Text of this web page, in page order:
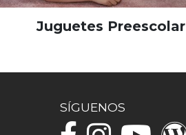
Juguetes Preescolar
SÍGUENOS